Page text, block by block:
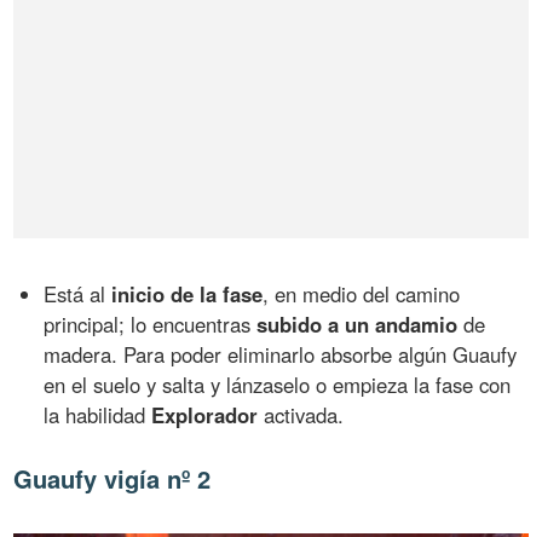
Está al inicio de la fase, en medio del camino
principal; lo encuentrassubido a un andamio de
madera. Para poder eliminarlo absorbe algún Guaufy
en el suelo y salta y lánzaselo o empieza la fase con
la habilidad Explorador activada.
Guaufy vigía nº 2